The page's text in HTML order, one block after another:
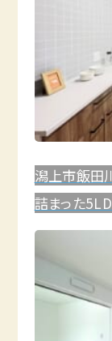
潟上市飯田
詰まった